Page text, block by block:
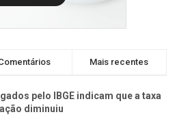
Mais recentes
pelo IBGE indicam que a taxa
diminuiu